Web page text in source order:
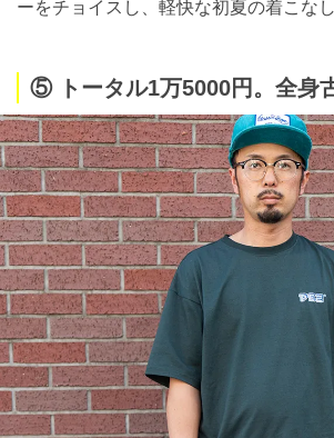
ーをチョイスし、軽快な初夏の着こなし
⑤ トータル1万5000円。全身